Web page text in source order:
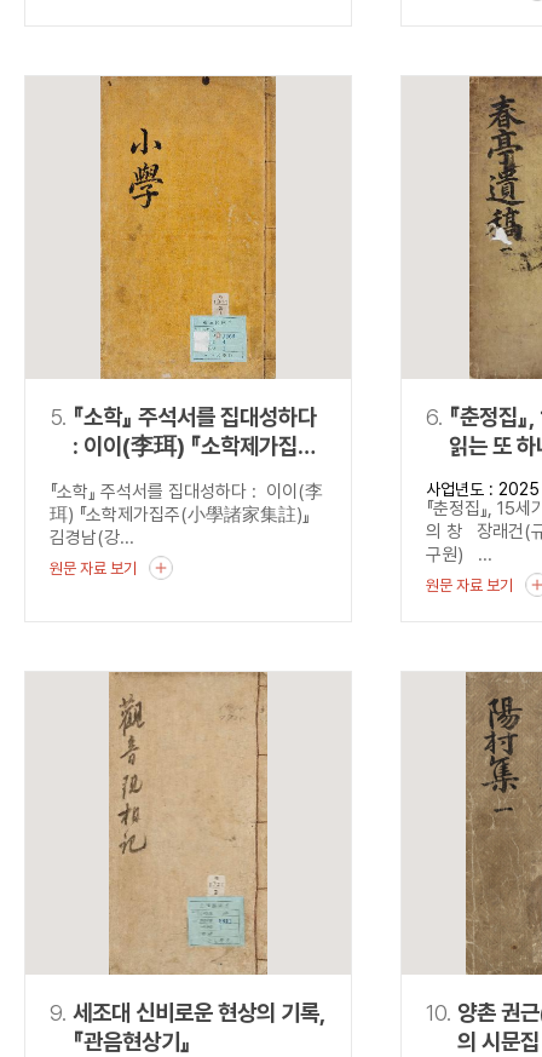
5. 『소학』 주석서를 집대성하다
: 이이(李珥) 『소학제가집주
『소학』 주석서를 집대성하다 : 이이(李
珥) 『소학제가집주(小學諸家集註)』
김경남(강...
원문 자료 보기
6. 『춘정집
읽는 또
사업년도 : 2025
『춘정집』, 15
의 창 장래건(
구원) ...
원문 자료 보기
9. 세조대 신비로운 현상의 기록,
『관음현상기』
10. 양촌 권
의 시문집